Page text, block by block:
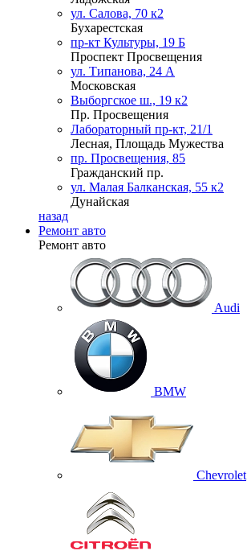
ул. Салова, 70 к2
Бухарестская
пр-кт Культуры, 19 Б
Проспект Просвещения
ул. Типанова, 24 А
Московская
Выборгское ш., 19 к2
Пр. Просвещения
Лабораторный пр-кт, 21/1
Лесная, Площадь Мужества
пр. Просвещения, 85
Гражданский пр.
ул. Малая Балканская, 55 к2
Дунайская
назад
Ремонт авто
Ремонт авто
Audi
BMW
Chevrolet